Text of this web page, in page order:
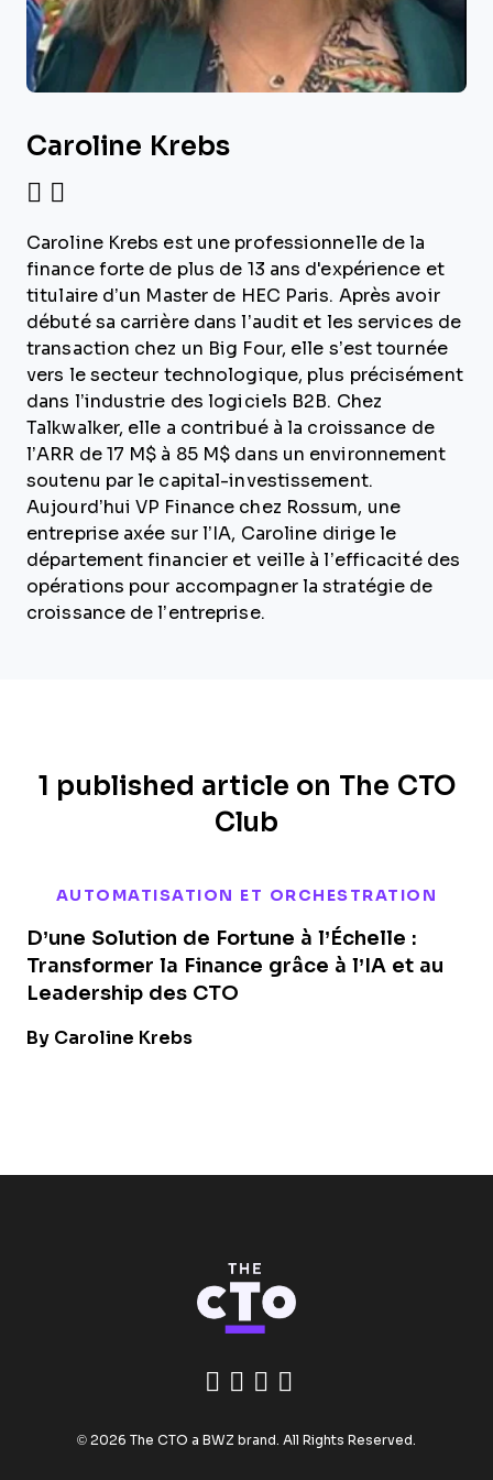
Caroline Krebs
Caroline Krebs est une professionnelle de la
finance forte de plus de 13 ans d'expérience et
titulaire d’un Master de HEC Paris. Après avoir
débuté sa carrière dans l’audit et les services de
transaction chez un Big Four, elle s’est tournée
vers le secteur technologique, plus précisément
dans l’industrie des logiciels B2B. Chez
Talkwalker, elle a contribué à la croissance de
l’ARR de 17 M$ à 85 M$ dans un environnement
soutenu par le capital-investissement.
Aujourd’hui VP Finance chez Rossum, une
entreprise axée sur l’IA, Caroline dirige le
département financier et veille à l’efficacité des
opérations pour accompagner la stratégie de
croissance de l’entreprise.
1 published article on The CTO
Club
AUTOMATISATION ET ORCHESTRATION
D’une Solution de Fortune à l’Échelle :
Transformer la Finance grâce à l’IA et au
Leadership des CTO
By Caroline Krebs
Like us on Facebook
Follow us on
Add us on
Follow us on
© 2026 The CTO a BWZ Opens new window
brand. All Rights Reserved.